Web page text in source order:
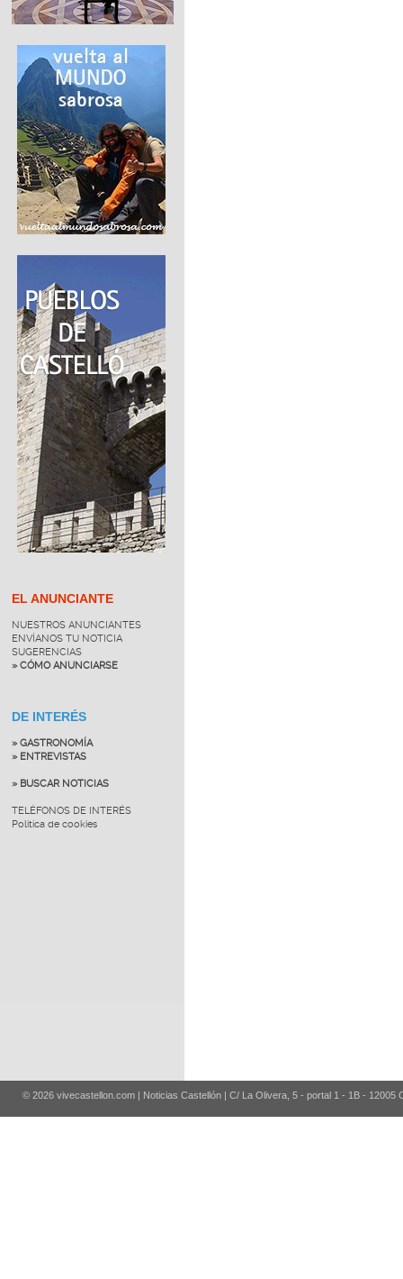
EL ANUNCIANTE
NUESTROS ANUNCIANTES
ENVÍANOS TU NOTICIA
SUGERENCIAS
» CÓMO ANUNCIARSE
DE INTERÉS
» GASTRONOMÍA
» ENTREVISTAS
» BUSCAR NOTICIAS
TELÉFONOS DE INTERÉS
Política de cookies
© 2026 vivecastellon.com | Noticias Castellón | C/ La Olivera, 5 - portal 1 - 1B - 12005